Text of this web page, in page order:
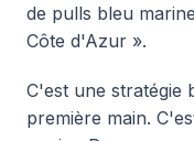
de pulls bleu
Côte d'Azur ».
C'est une stratégie
première main.